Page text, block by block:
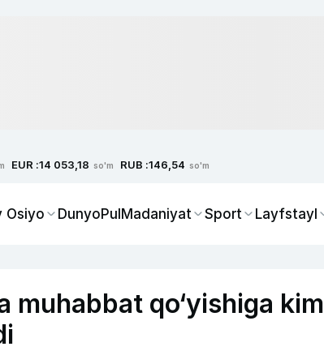
EUR :14 053,18 so'm RUB :146,54 so'm
Osiyo DunyoPulMadaniyat Sport Layfstayl
muhabbat qo‘yishiga kim